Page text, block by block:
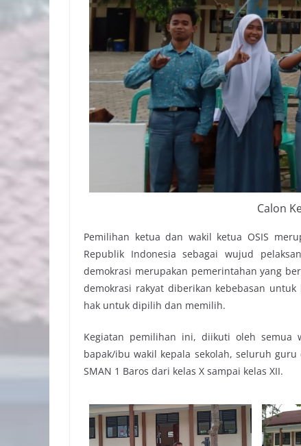
Calon
Pemilihan ketua dan wakil ketua OSIS
Republik Indonesia sebagai wujud
demokrasi merupakan pemerintahan yang
demokrasi rakyat diberikan kebebasan
hak untuk dipilih dan memilih.
Kegiatan pemilihan ini, diikuti oleh semua
bapak/ibu wakil kepala sekolah, seluruh
SMAN 1 Baros dari kelas X sampai kelas XII.